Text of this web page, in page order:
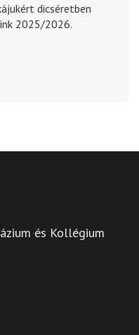
dicséretben
2025/2026.
és Kollégium